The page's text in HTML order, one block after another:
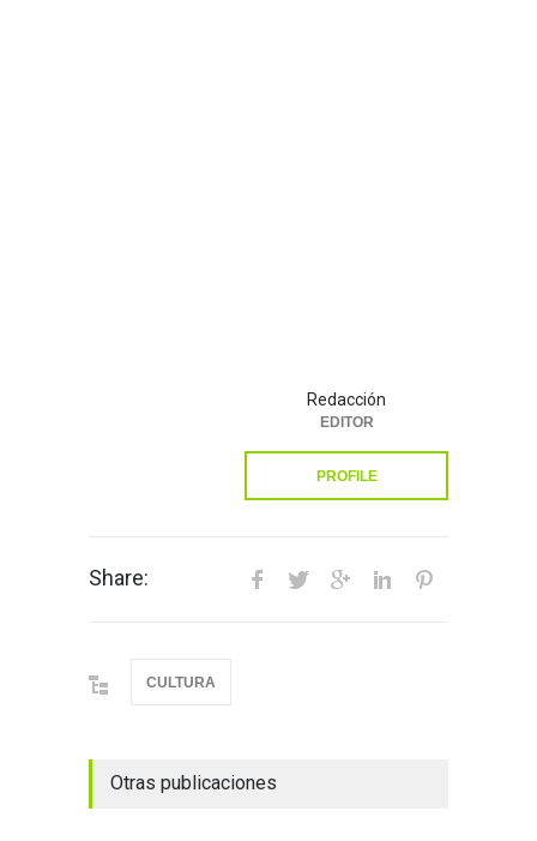
Redacción
EDITOR
PROFILE
Share:
CULTURA
Otras publicaciones